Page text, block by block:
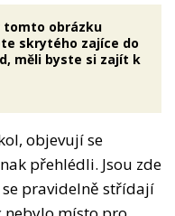
tomto obrázku
skrytého zajíce do
měli byste si zajít k
objevují se
přehlédli. Jsou zde
se pravidelně střídají